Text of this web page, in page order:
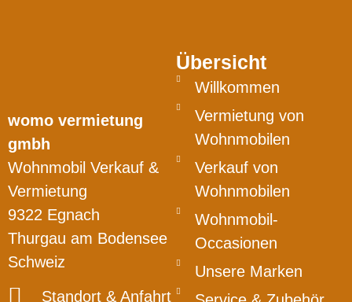
womo vermietung
gmbh
Wohnmobil Verkauf &
Vermietung
9322 Egnach
Thurgau am Bodensee
Schweiz
Standort & Anfahrt
Übersicht
Willkommen
Vermietung von
Wohnmobilen
Verkauf von
Wohnmobilen
Wohnmobil-
Occasionen
Unsere Marken